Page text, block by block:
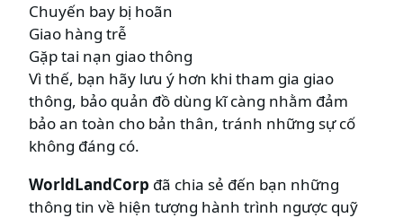
Chuyến bay bị hoãn
Giao hàng trễ
Gặp tai nạn giao thông
Vì thế, bạn hãy lưu ý hơn khi tham gia giao
thông, bảo quản đồ dùng kĩ càng nhằm đảm
bảo an toàn cho bản thân, tránh những sự cố
không đáng có.
WorldLandCorp đã chia sẻ đến bạn những
thông tin về hiện tượng hành trình ngược quỹ